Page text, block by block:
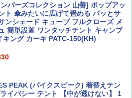
ビ-パル) 2026年 9 月号【特別付録:
ミニマル"旅"財布 ランダム2種】
球の歩き方 チェンマイ タイ北部の魅
町 2026～2027 地球の歩き方D アジア
パーズコレクション 山善] ポップアッ
ト 傘みたいに広げて畳める パッとサ
ンシェード キューブ フルクローズ メ
簡単設置 ワンタッチテント キャンプ
キング カーキ PATC-150(KH)
PEAK (パイクスピーク) 着替えテン
ライバシー テント 【中が透けない】 1